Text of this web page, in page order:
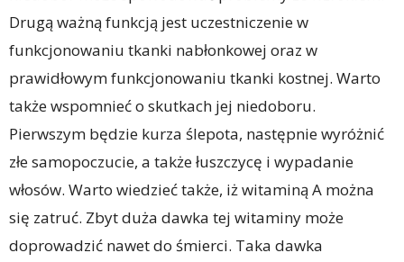
Drugą ważną funkcją jest uczestniczenie w
funkcjonowaniu tkanki nabłonkowej oraz w
prawidłowym funkcjonowaniu tkanki kostnej. Warto
także wspomnieć o skutkach jej niedoboru.
Pierwszym będzie kurza ślepota, następnie wyróżnić
złe samopoczucie, a także łuszczycę i wypadanie
włosów. Warto wiedzieć także, iż witaminą A można
się zatruć. Zbyt duża dawka tej witaminy może
doprowadzić nawet do śmierci. Taka dawka